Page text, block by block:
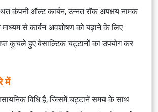
कंपनी ऑल्ट कार्बन, उन्नत रॉक अपक्षय नामक
से कार्बन अवशोषण को बढ़ाने के लिए
कुचले हुए बेसाल्टिक चट्टानों का उपयोग कर
में
विधि है, जिसमें चट्टानें समय के साथ